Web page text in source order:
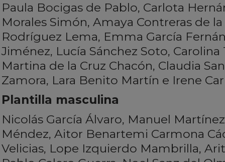
Paula Bocigas de Pablo, Carlota
Morales Simón, Amaya Contreras de
Rodríguez Lema, Emma García
Jiménez, Lucía Sánchez Soto,
Martina de la Cruz Chacón, Claudia
Zamora, Lara Benito Martín e Irene
Plantilla masculina
Nicolás García Álvaro, Manuel
Méndez, Aitor Benartemi Carmona
Velicias, Lope Izquierdo Mambrilla,